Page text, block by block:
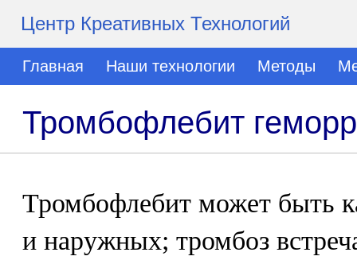
Центр Креативных Технологий
Главная Наши технологии Методы
Тромбофлебит
Тромбофлебит может быть
и наружных; тромбоз